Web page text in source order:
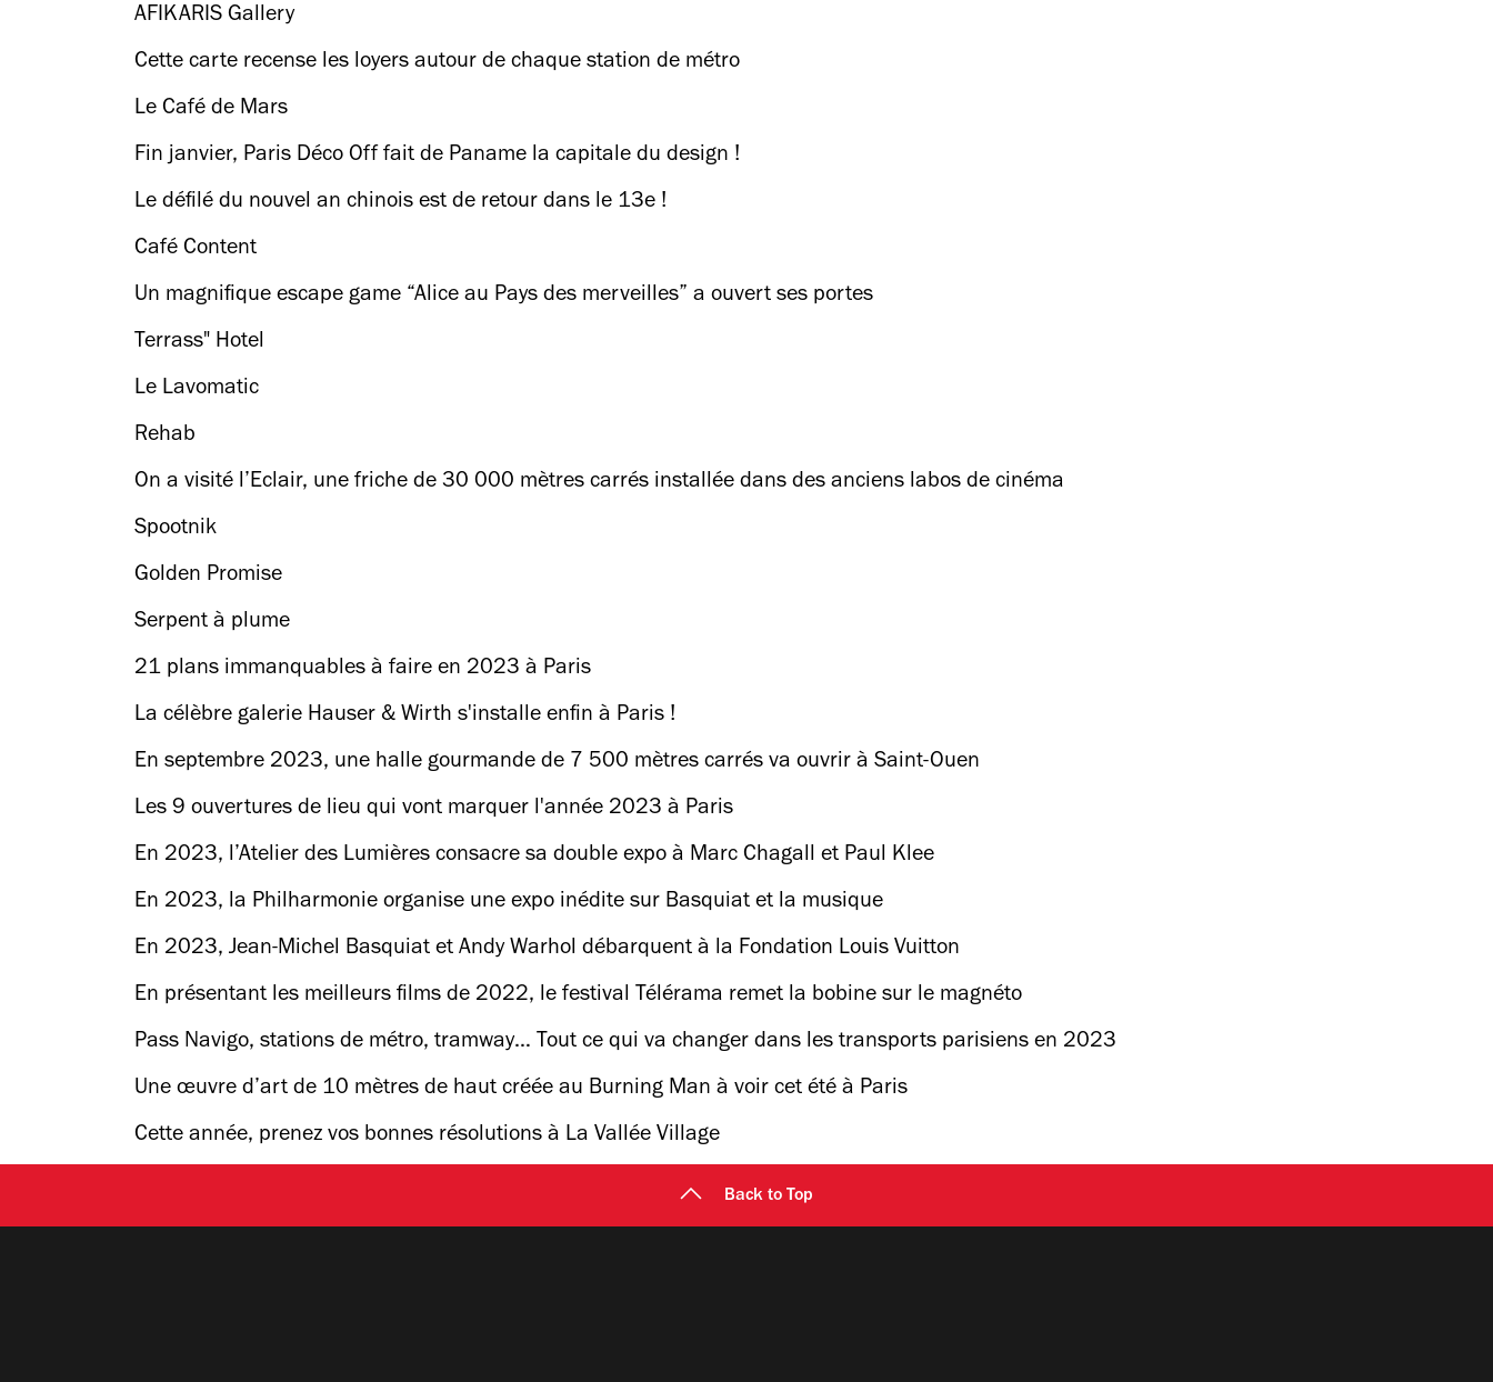
AFIKARIS Gallery
Cette carte recense les loyers autour de chaque station de métro
Le Café de Mars
Fin janvier, Paris Déco Off fait de Paname la capitale du design !
Le défilé du nouvel an chinois est de retour dans le 13e !
Café Content
Un magnifique escape game “Alice au Pays des merveilles” a ouvert ses portes
Terrass" Hotel
Le Lavomatic
Rehab
On a visité l’Eclair, une friche de 30 000 mètres carrés installée dans des anciens labos de cinéma
Spootnik
Golden Promise
Serpent à plume
21 plans immanquables à faire en 2023 à Paris
La célèbre galerie Hauser & Wirth s'installe enfin à Paris !
En septembre 2023, une halle gourmande de 7 500 mètres carrés va ouvrir à Saint-Ouen
Les 9 ouvertures de lieu qui vont marquer l'année 2023 à Paris
En 2023, l’Atelier des Lumières consacre sa double expo à Marc Chagall et Paul Klee
En 2023, la Philharmonie organise une expo inédite sur Basquiat et la musique
En 2023, Jean-Michel Basquiat et Andy Warhol débarquent à la Fondation Louis Vuitton
En présentant les meilleurs films de 2022, le festival Télérama remet la bobine sur le magnéto
Pass Navigo, stations de métro, tramway… Tout ce qui va changer dans les transports parisiens en 2023
Une œuvre d’art de 10 mètres de haut créée au Burning Man à voir cet été à Paris
Cette année, prenez vos bonnes résolutions à La Vallée Village
Back to Top